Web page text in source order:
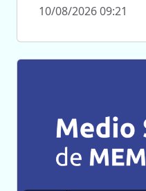
10/08/2026 09:21